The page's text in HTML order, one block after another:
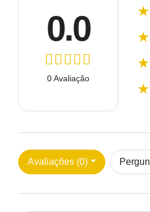
0.0
0 Avaliação
Avaliações (0)